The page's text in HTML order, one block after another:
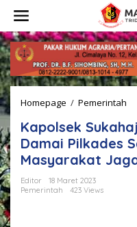
w
a
t
i
k
e
k
o
n
t
e
n
Homepage / Pemerintah
p
o
s
Kapolsek
Damai Pilkades
Masyarakat
Editor
18 Maret 2023
Pemerintah
423 Views